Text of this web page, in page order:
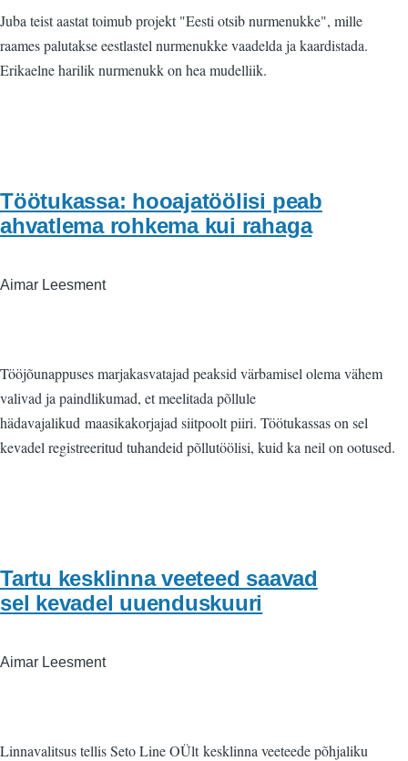
Juba teist aastat toimub projekt "Eesti otsib nurmenukke", mille
raames palutakse eestlastel nurmenukke vaadelda ja kaardistada.
Erikaelne harilik nurmenukk on hea mudelliik.
Töötukassa: hooajatöölisi peab
ahvatlema rohkema kui rahaga
Aimar Leesment
Tööjõunappuses marjakasvatajad peaksid värbamisel olema vähem
valivad ja paindlikumad, et meelitada põllule
hädavajalikud maasikakorjajad siitpoolt piiri. Töötukassas on sel
kevadel registreeritud tuhandeid põllutöölisi, kuid ka neil on ootused.
Tartu kesklinna veeteed saavad
sel kevadel uuenduskuuri
Aimar Leesment
Linnavalitsus tellis Seto Line OÜlt kesklinna veeteede põhjaliku